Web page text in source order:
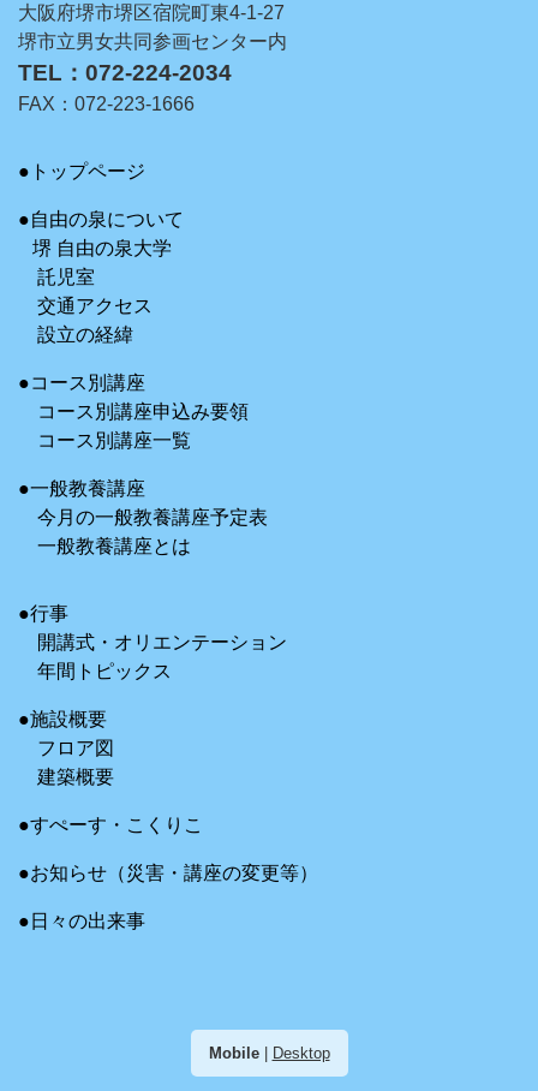
大阪府堺市堺区宿院町東4-1-27
堺市立男女共同参画センター内
TEL：072-224-2034
FAX：072-223-1666
●トップページ
●自由の泉について
堺 自由の泉大学
託児室
交通アクセス
設立の経緯
●コース別講座
コース別講座申込み要領
コース別講座一覧
●一般教養講座
今月の一般教養講座予定表
一般教養講座とは
●行事
開講式・オリエンテーション
年間トピックス
●施設概要
フロア図
建築概要
●すぺーす・こくりこ
●お知らせ（災害・講座の変更等）
●日々の出来事
Mobile| Desktop